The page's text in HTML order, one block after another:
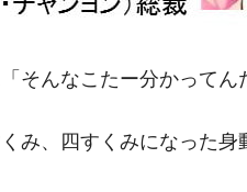
そんなこたー分かってん
み、四すくみになった身